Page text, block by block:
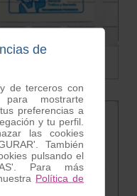
Adhesivo Usar casco
de
de terceros con
mostrarte
preferencias a
y tu perfil.
las cookies
También
pulsando el
Para más
Política de